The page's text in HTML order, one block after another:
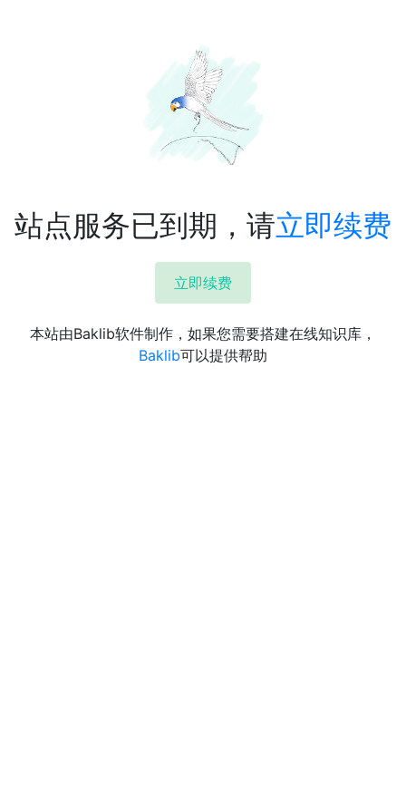
站点服务已到期，请立即续费
立即续费
本站由Baklib软件制作，如果您需要搭建在线知识库，
Baklib可以提供帮助